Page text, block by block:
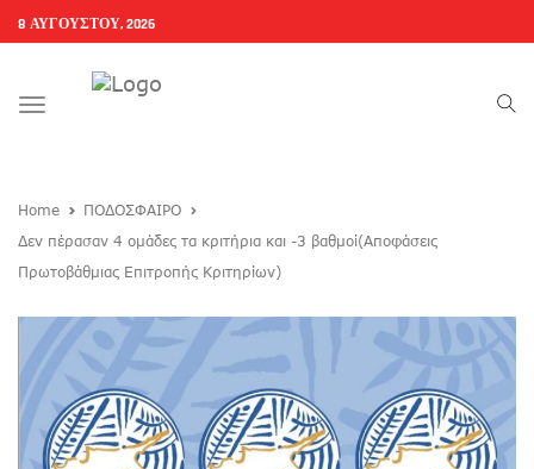
8 ΑΥΓΟΎΣΤΟΥ, 2026
Toggle
Home
ΠΟΔΟΣΦΑΙΡΟ
Δεν πέρασαν 4 ομάδες τα κριτήρια και -3 βαθμοί(Αποφάσεις
Πρωτοβάθμιας Επιτροπής Κριτηρίων)